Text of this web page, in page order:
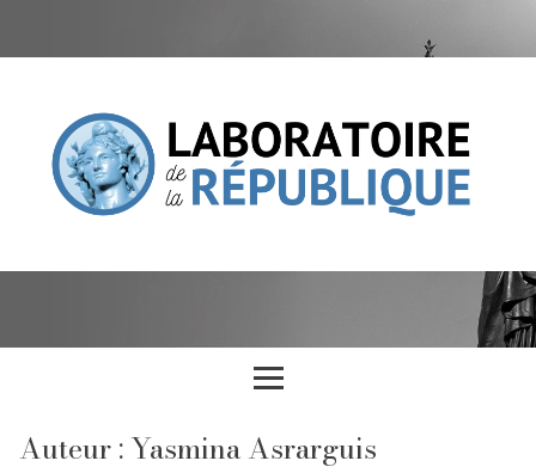
Auteur : Yasmina Asrarguis